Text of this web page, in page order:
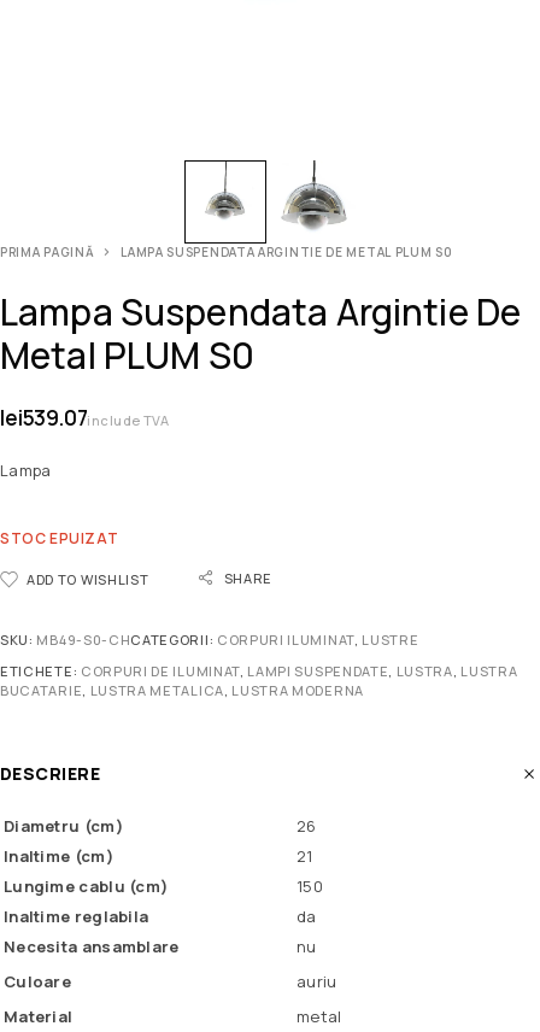
PRIMA PAGINĂ LAMPA SUSPENDATA ARGINTIE DE METAL PLUM S0
Lampa Suspendata Argintie De
Metal PLUM S0
lei539.07include TVA
Lampa
STOC EPUIZAT
ADD TO WISHLIST SHARE
SKU: MB49-S0-CHCATEGORII: CORPURI ILUMINAT, LUSTRE
ETICHETE: CORPURI DE ILUMINAT, LAMPI SUSPENDATE, LUSTRA, LUSTRA
BUCATARIE, LUSTRA METALICA, LUSTRA MODERNA
DESCRIERE
Diametru (cm)
26
Inaltime (cm)
21
Lungime cablu (cm)
150
Inaltime reglabila
da
Necesita ansamblare
nu
Culoare
auriu
Material
metal